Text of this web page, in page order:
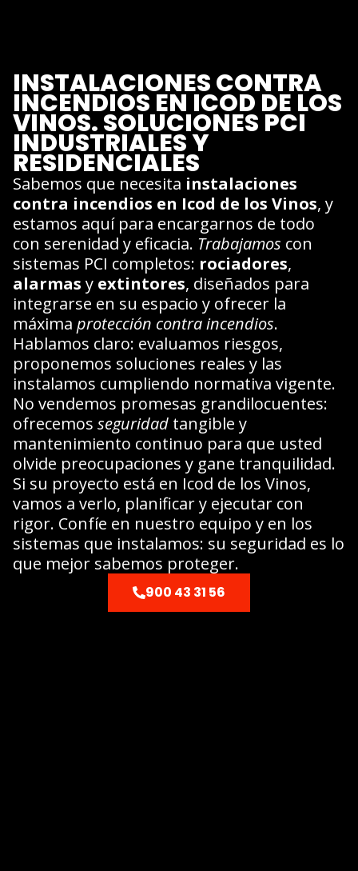
INSTALACIONES CONTRA
INCENDIOS EN ICOD DE LOS
VINOS. SOLUCIONES PCI
INDUSTRIALES Y
RESIDENCIALES
Sabemos que necesita instalaciones
contra incendios en Icod de los Vinos, y
estamos aquí para encargarnos de todo
con serenidad y eficacia. Trabajamos con
sistemas PCI completos: rociadores,
alarmas y extintores, diseñados para
integrarse en su espacio y ofrecer la
máxima protección contra incendios.
Hablamos claro: evaluamos riesgos,
proponemos soluciones reales y las
instalamos cumpliendo normativa vigente.
No vendemos promesas grandilocuentes:
ofrecemos seguridadtangible y
mantenimiento continuo para que usted
olvide preocupaciones y gane tranquilidad.
Si su proyecto está en Icod de los Vinos,
vamos a verlo, planificar y ejecutar con
rigor. Confíe en nuestro equipo y en los
sistemas que instalamos: su seguridad es lo
que mejor sabemos proteger.
900 43 31 56